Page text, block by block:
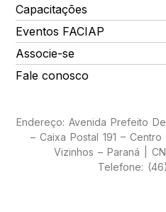
Capacitações
Eventos FACIAP
Associe-se
Fale conosco
Endereço: Avenida Prefeito
– Caixa Postal 191 –
Vizinhos – Paraná |
Telefone: